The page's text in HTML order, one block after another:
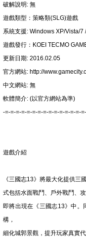
破解說明: 無
遊戲類型：策略類(SLG)遊戲
系統支援: Windows XP/Vista/7
遊戲發行：KOEI TECMO
更新日期: 2016.02.05
官方網站: http://
中文網站: 無
軟體簡介: (以官方網站為準)
-=-=-=-=-=-=-=-=-=-=-=-=-=-=-
遊戲介紹
《三國志13》將最大化提供三
式包括水面戰鬥、戶外戰鬥、
即將出現在《三國志13》中。
構，
細化城郭景觀，提升玩家真實代